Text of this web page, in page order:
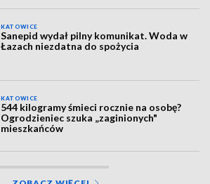
KATOWICE
Sanepid wydał pilny komunikat. Woda w
Łazach niezdatna do spożycia
KATOWICE
544 kilogramy śmieci rocznie na osobę?
Ogrodzieniec szuka „zaginionych"
mieszkańców